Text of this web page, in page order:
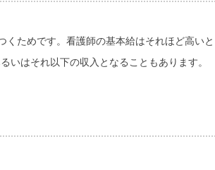
ためです。看護師の基本給はそれほど高いと
いはそれ以下の収入となることもあります。